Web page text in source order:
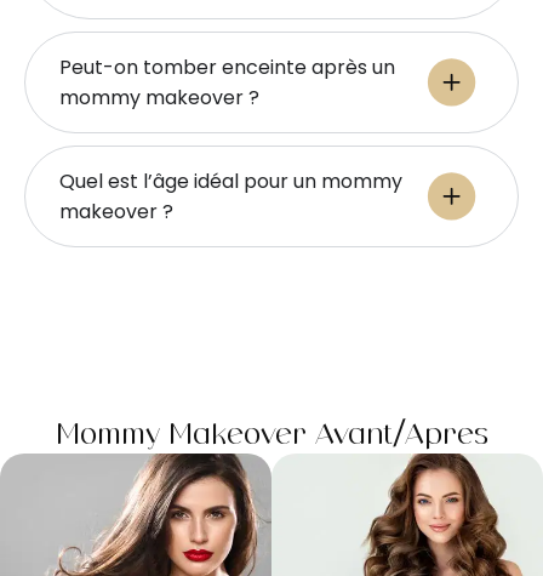
Peut-on tomber enceinte après un
mommy makeover ?
Quel est l’âge idéal pour un mommy
makeover ?
Mommy Makeover Avant/après